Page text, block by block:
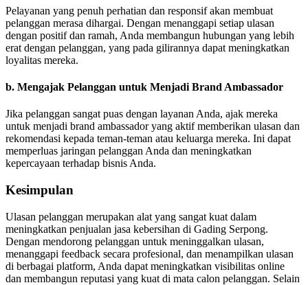
Pelayanan yang penuh perhatian dan responsif akan membuat
pelanggan merasa dihargai. Dengan menanggapi setiap ulasan
dengan positif dan ramah, Anda membangun hubungan yang lebih
erat dengan pelanggan, yang pada gilirannya dapat meningkatkan
loyalitas mereka.
b. Mengajak Pelanggan untuk Menjadi Brand Ambassador
Jika pelanggan sangat puas dengan layanan Anda, ajak mereka
untuk menjadi brand ambassador yang aktif memberikan ulasan dan
rekomendasi kepada teman-teman atau keluarga mereka. Ini dapat
memperluas jaringan pelanggan Anda dan meningkatkan
kepercayaan terhadap bisnis Anda.
Kesimpulan
Ulasan pelanggan merupakan alat yang sangat kuat dalam
meningkatkan penjualan jasa kebersihan di Gading Serpong.
Dengan mendorong pelanggan untuk meninggalkan ulasan,
menanggapi feedback secara profesional, dan menampilkan ulasan
di berbagai platform, Anda dapat meningkatkan visibilitas online
dan membangun reputasi yang kuat di mata calon pelanggan. Selain